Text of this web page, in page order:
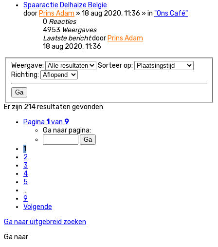
Spaaractie Delhaize Belgie
door Prins Adam » 18 aug 2020, 11:36 » in "Ons Café"
0 Reacties
4953 Weergaves
Laatste berichtdoor Prins Adam
18 aug 2020, 11:36
Weergave:
Sorteer op:
Richting:
Er zijn 214 resultaten gevonden
Pagina 1van 9
Ga naar pagina:
1
2
3
4
5
…
9
Volgende
Ga naar uitgebreid zoeken
Ga naar